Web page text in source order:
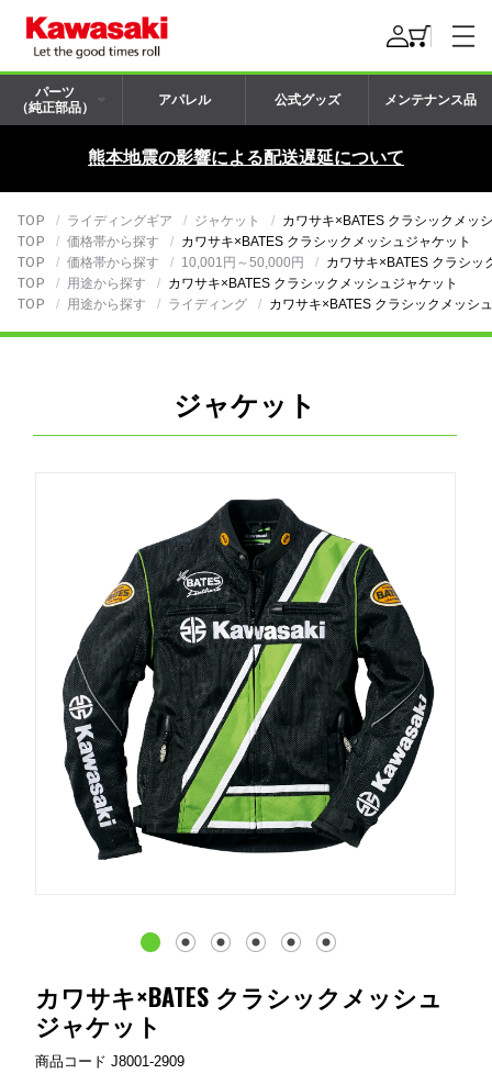
パーツ
（純正部品）
アパレル 公式グッズ メンテナンス品
熊本地震の影響による配送遅延について
TOP ライディングギア ジャケット カワサキ×BATES クラシックメッ
TOP 価格帯から探す カワサキ×BATES クラシックメッシュジャケット
TOP 価格帯から探す 10,001円～50,000円 カワサキ×BATES クラシッ
TOP 用途から探す カワサキ×BATES クラシックメッシュジャケット
TOP 用途から探す ライディング カワサキ×BATES クラシックメッシ
ジャケット
カワサキ×BATES クラシックメッシュ
ジャケット
商品コード J8001-2909